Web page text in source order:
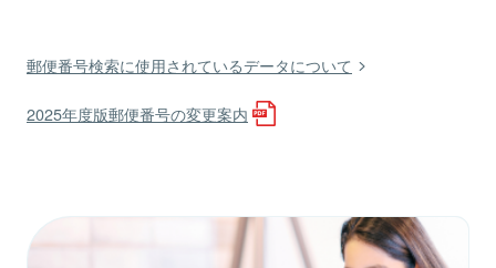
郵便番号検索に使用されているデータについて
2025年度版郵便番号の変更案内